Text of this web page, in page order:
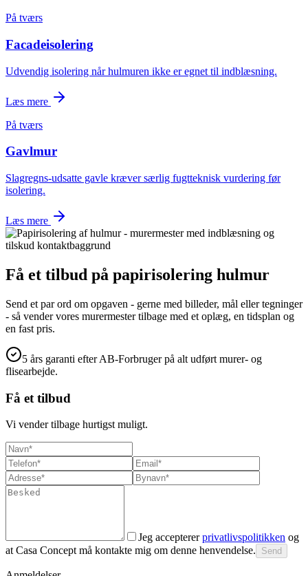
På tværs
Facadeisolering
Udvendig isolering når hulmuren ikke er egnet til indblæsning.
Læs mere
På tværs
Gavlmur
Slagregns-udsatte gavle kræver særlig fugtteknisk vurdering før
isolering.
Læs mere
Få et tilbud på papirisolering hulmur
Send et par ord om opgaven - gerne med billeder, mål eller tegninger
- så vender vores murermester tilbage med et oplæg, en tidsplan og
en fast pris.
5 års garanti efter AB-Forbruger på alt udført murer- og
flisearbejde.
Få et tilbud
Vi vender tilbage hurtigst muligt.
Jeg accepterer privatlivspolitikken og
at Casa Concept må kontakte mig om denne henvendelse.
Send